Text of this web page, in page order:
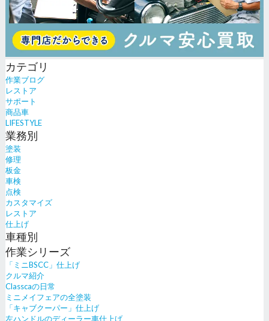
カテゴリ
作業ブログ
レストア
サポート
商品車
LIFESTYLE
業務別
塗装
修理
板金
車検
点検
カスタマイズ
レストア
仕上げ
車種別
作業シリーズ
「ミニBSCC」仕上げ
クルマ紹介
Classcaの日常
ミニメイフェアの全塗装
「キャブクーパー」仕上げ
左ハンドルのディーラー車仕上げ